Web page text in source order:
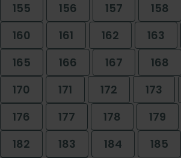
155
156 157 158
160
161 162 163
165
166 167 168
170
171 172 173
176
177 178 179
182
183 184 185